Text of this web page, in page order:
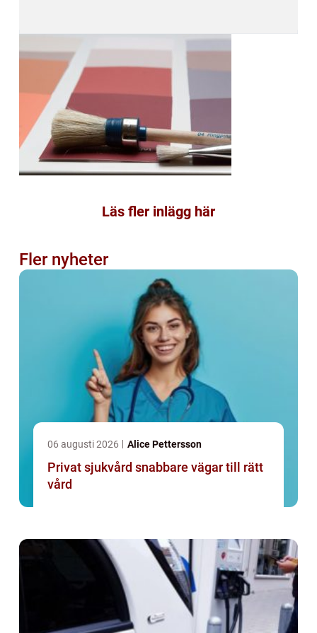
Läs fler inlägg här
Fler nyheter
06 augusti 2026 Alice Pettersson
Privat sjukvård snabbare vägar till rätt
vård